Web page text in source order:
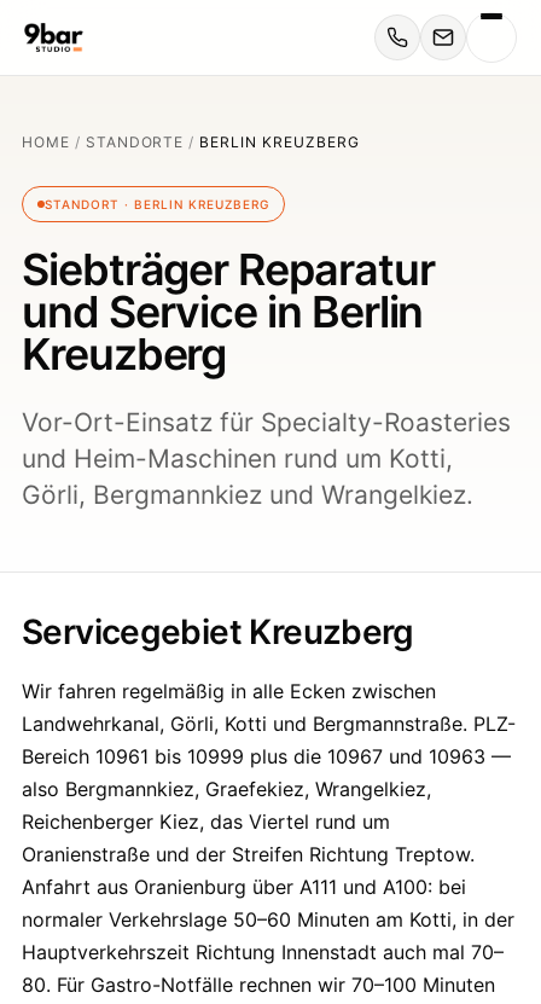
HOME / STANDORTE / BERLIN KREUZBERG
STANDORT · BERLIN KREUZBERG
Siebträger Reparatur
und Service in Berlin
Kreuzberg
Vor-Ort-Einsatz für Specialty-Roasteries
und Heim-Maschinen rund um Kotti,
Görli, Bergmannkiez und Wrangelkiez.
Servicegebiet Kreuzberg
Wir fahren regelmäßig in alle Ecken zwischen
Landwehrkanal, Görli, Kotti und Bergmannstraße. PLZ-
Bereich 10961 bis 10999 plus die 10967 und 10963 —
also Bergmannkiez, Graefekiez, Wrangelkiez,
Reichenberger Kiez, das Viertel rund um
Oranienstraße und der Streifen Richtung Treptow.
Anfahrt aus Oranienburg über A111 und A100: bei
normaler Verkehrslage 50–60 Minuten am Kotti, in der
Hauptverkehrszeit Richtung Innenstadt auch mal 70–
80. Für Gastro-Notfälle rechnen wir 70–100 Minuten